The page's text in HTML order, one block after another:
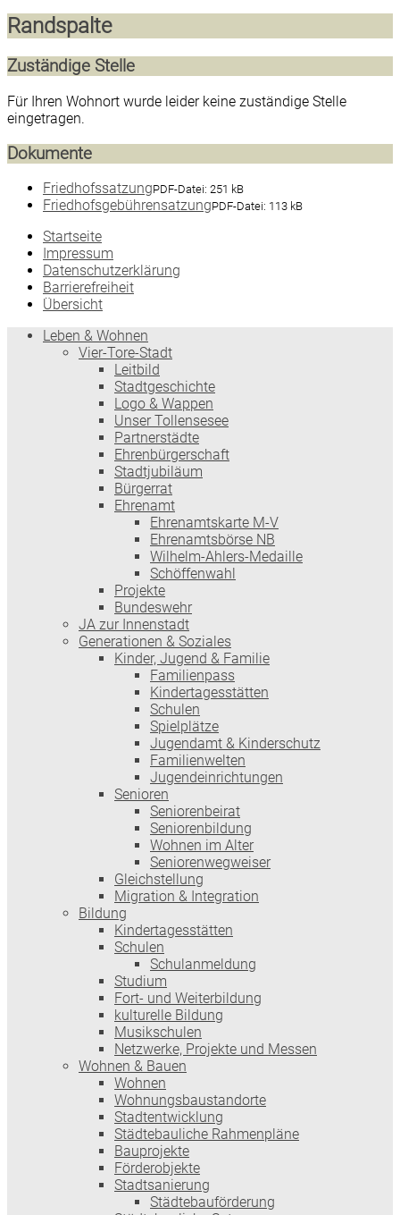
Randspalte
Zuständige Stelle
Für Ihren Wohnort wurde leider keine zuständige Stelle
eingetragen.
Dokumente
FriedhofssatzungPDF-Datei: 251 kB
FriedhofsgebührensatzungPDF-Datei: 113 kB
Startseite
Impressum
Datenschutzerklärung
Barrierefreiheit
Übersicht
Leben & Wohnen
Vier-Tore-Stadt
Leitbild
Stadtgeschichte
Logo & Wappen
Unser Tollensesee
Partnerstädte
Ehrenbürgerschaft
Stadtjubiläum
Bürgerrat
Ehrenamt
Ehrenamtskarte M-V
Ehrenamtsbörse NB
Wilhelm-Ahlers-Medaille
Schöffenwahl
Projekte
Bundeswehr
JA zur Innenstadt
Generationen & Soziales
Kinder, Jugend & Familie
Familienpass
Kindertages­stätten
Schulen
Spielplätze
Jugendamt & Kinderschutz
Familienwelten
Jugendeinrichtungen
Senioren
Seniorenbeirat
Seniorenbildung
Wohnen im Alter
Seniorenwegweiser
Gleichstellung
Migration & Integration
Bildung
Kindertagesstätten
Schulen
Schulanmeldung
Studium
Fort- und Weiterbildung
kulturelle Bildung
Musikschulen
Netzwerke, Projekte und Messen
Wohnen & Bauen
Wohnen
Wohnungsbaustandorte
Stadtentwicklung
Städtebauliche Rahmenpläne
Bauprojekte
Förderobjekte
Stadtsanierung
Städtebauförderung